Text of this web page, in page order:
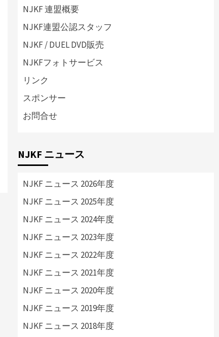
NJKF 連盟概要
NJKF連盟公認スタッフ
NJKF / DUEL DVD販売
NJKFフォトサービス
リンク
スポンサー
お問合せ
NJKF ニュース
NJKF ニュース 2026年度
NJKF ニュース 2025年度
NJKF ニュース 2024年度
NJKF ニュース 2023年度
NJKF ニュース 2022年度
NJKF ニュース 2021年度
NJKF ニュース 2020年度
NJKF ニュース 2019年度
NJKF ニュース 2018年度